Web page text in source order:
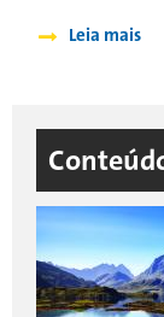
Leia mais